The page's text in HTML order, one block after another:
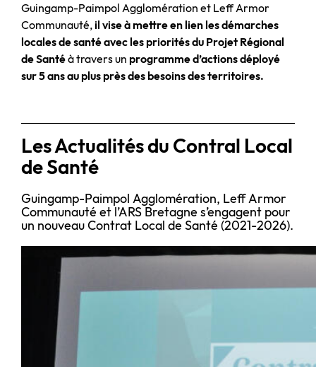
Guingamp-Paimpol Agglomération et Leff Armor
Communauté, il vise à mettre en lien les démarches
locales de santé avec les priorités du Projet Régional
de Santéà travers un programme d’actions déployé
sur 5 ans au plus près des besoins des territoires.
Les Actualités du Contral Local
de Santé
Guingamp-Paimpol Agglomération, Leff Armor
Communauté et l’ARS Bretagne s’engagent pour
un nouveau Contrat Local de Santé (2021-2026).